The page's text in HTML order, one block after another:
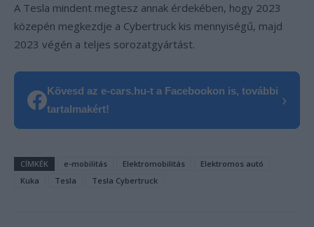
A Tesla mindent megtesz annak érdekében, hogy 2023
közepén megkezdje a Cybertruck kis mennyiségű, majd
2023 végén a teljes sorozatgyártást.
Kövesd az e-cars.hu-t a Facebookon is, további
tartalmakért!
›
CÍMKÉK e-mobilitás Elektromobilitás
Elektromos autó
Kuka
Tesla Tesla Cybertruck